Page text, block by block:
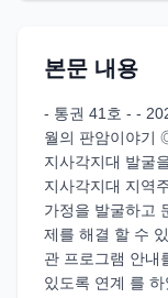
본문 내용
- 통권 41호 - -
월의 판암이야기
지사각지대 발굴
지사각지대 지역
가정을 발굴하고
제를 해결 할 수
관 프로그램 안내
있도록 연계 를